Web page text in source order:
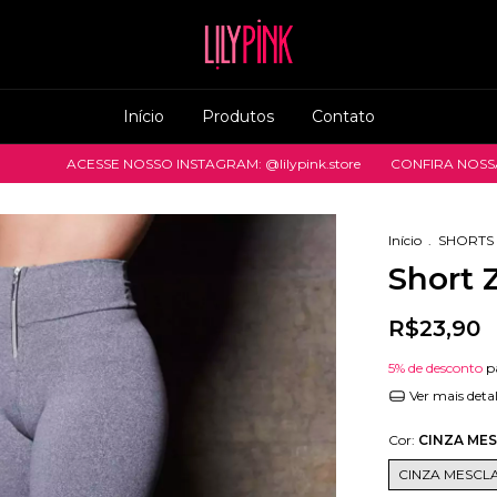
Início Produtos Contato
NOSSO INSTAGRAM: @lilypink.store CONFIRA NOSSAS
Início . SHORTS
Short
R$23,90
5% de desconto
Ver mais
Cor: CINZA
CINZA